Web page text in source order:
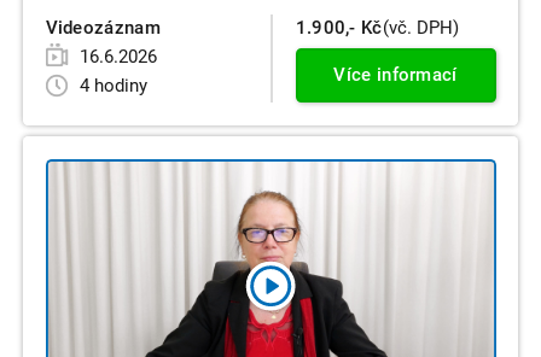
Videozáznam
16.6.2026
4 hodiny
1.900,- Kč(vč. DPH)
Více informací